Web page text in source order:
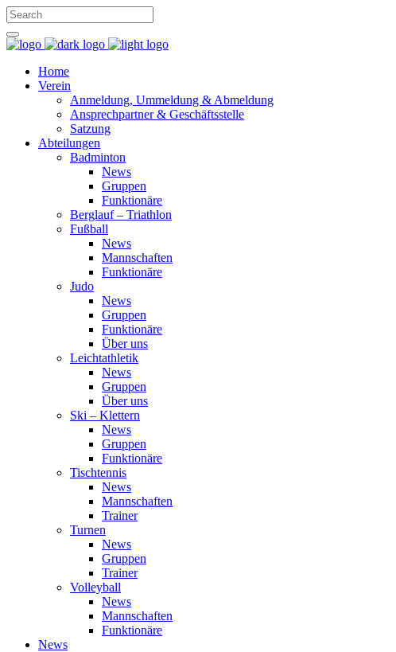
Home
Verein
Anmeldung, Ummeldung & Abmeldung
Ansprechpartner & Geschäftsstelle
Satzung
Abteilungen
Badminton
News
Gruppen
Funktionäre
Berglauf – Triathlon
Fußball
News
Mannschaften
Funktionäre
Judo
News
Gruppen
Funktionäre
Über uns
Leichtathletik
News
Gruppen
Über uns
Ski – Klettern
News
Gruppen
Funktionäre
Tischtennis
News
Mannschaften
Trainer
Turnen
News
Gruppen
Trainer
Volleyball
News
Mannschaften
Funktionäre
News